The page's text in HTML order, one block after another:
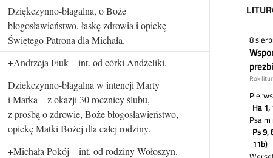
Dziękczynno-błagalna, o Boże
błogosławieństwo, łaskę zdrowia i opiekę
Świętego Patrona dla Michała.
+Andrzeja Fiuk – int. od córki Andżeliki.
Dziękczynno-błagalna w intencji Marty
i Marka – z okazji 30 rocznicy ślubu,
z prośbą o zdrowie, Boże błogosławieństwo,
opiekę Matki Bożej dla całej rodziny.
+Michała Pokój – int. od rodziny Wołoszyn.